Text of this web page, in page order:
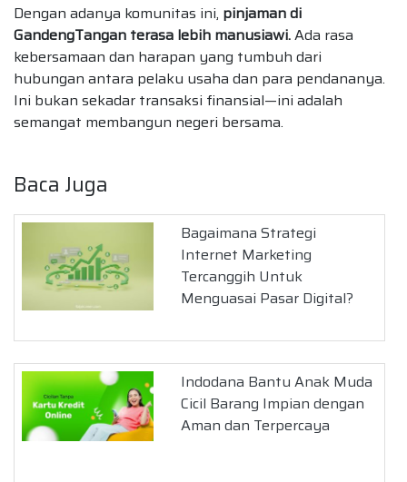
Dengan adanya komunitas ini, pinjaman di
GandengTangan terasa lebih manusiawi.Ada rasa
kebersamaan dan harapan yang tumbuh dari
hubungan antara pelaku usaha dan para pendananya.
Ini bukan sekadar transaksi finansial—ini adalah
semangat membangun negeri bersama.
Baca Juga
Bagaimana Strategi
Internet Marketing
Tercanggih Untuk
Menguasai Pasar Digital?
Indodana Bantu Anak Muda
Cicil Barang Impian dengan
Aman dan Terpercaya